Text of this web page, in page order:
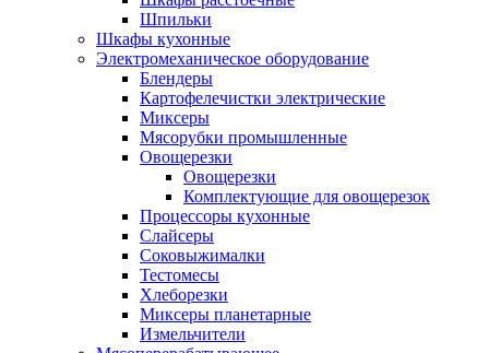
Шпильки
Шкафы кухонные
Электромеханическое оборудование
Блендеры
Картофелечистки электрические
Миксеры
Мясорубки промышленные
Овощерезки
Овощерезки
Комплектующие для овощерезок
Процессоры кухонные
Слайсеры
Соковыжималки
Тестомесы
Хлеборезки
Миксеры планетарные
Измельчители